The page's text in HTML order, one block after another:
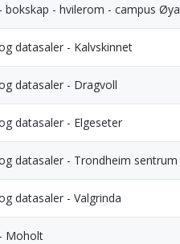
bokskap - hvilerom - campus Øya
datasaler - Kalvskinnet
datasaler - Dragvoll
datasaler - Elgeseter
datasaler - Trondheim sentrum
datasaler - Valgrinda
Moholt